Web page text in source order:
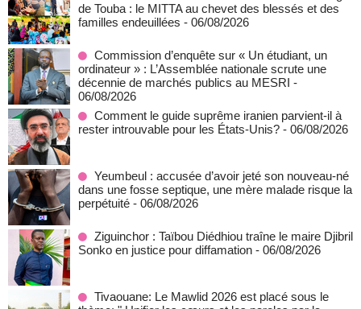
de Touba : le MITTA au chevet des blessés et des
familles endeuillées - 06/08/2026
Commission d’enquête sur « Un étudiant, un
ordinateur » : L’Assemblée nationale scrute une
décennie de marchés publics au MESRI -
06/08/2026
Comment le guide suprême iranien parvient-il à
rester introuvable pour les États-Unis? - 06/08/2026
Yeumbeul : accusée d’avoir jeté son nouveau-né
dans une fosse septique, une mère malade risque la
perpétuité - 06/08/2026
Ziguinchor : Taïbou Diédhiou traîne le maire Djibril
Sonko en justice pour diffamation - 06/08/2026
Tivaouane: Le Mawlid 2026 est placé sous le